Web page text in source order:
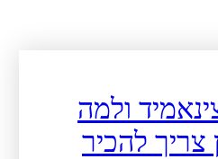
ולמה
להכיר